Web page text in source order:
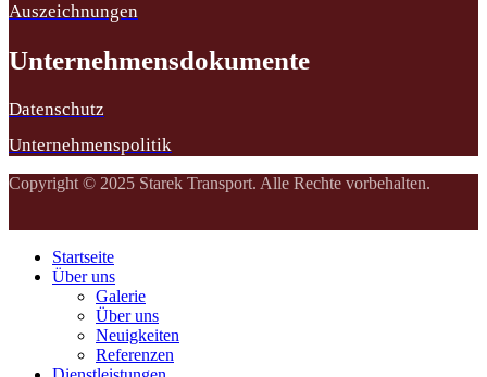
Auszeichnungen
Unternehmensdokumente
Datenschutz
Unternehmenspolitik
Copyright © 2025 Starek Transport. Alle Rechte vorbehalten.
Startseite
Über uns
Galerie
Über uns
Neuigkeiten
Referenzen